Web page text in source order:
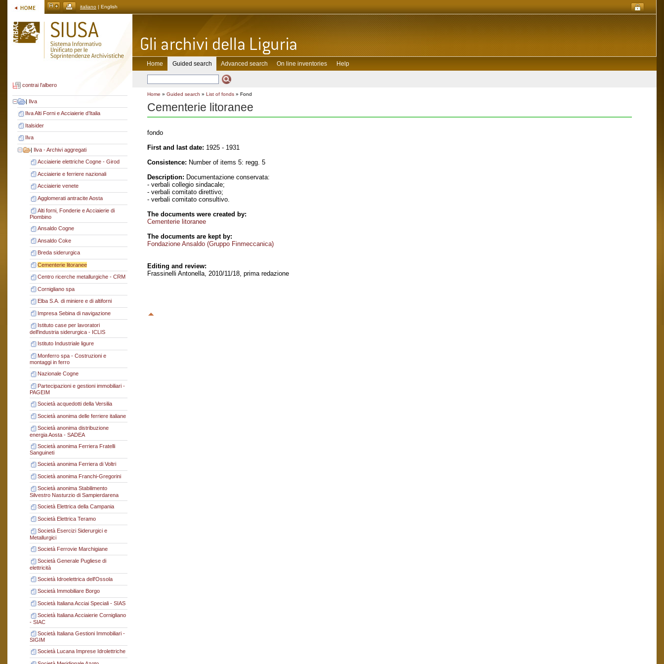
italiano | English
contrai l'albero
| Ilva
Ilva Alti Forni e Acciaierie d’Italia
Italsider
Ilva
| Ilva - Archivi aggregati
Acciaierie elettriche Cogne - Girod
Acciaierie e ferriere nazionali
Acciaierie venete
Agglomerati antracite Aosta
Alti forni, Fonderie e Acciaierie di
Piombino
Ansaldo Cogne
Ansaldo Coke
Breda siderurgica
Cementerie litoranee
Centro ricerche metallurgiche - CRM
Cornigliano spa
Elba S.A. di miniere e di altiforni
Impresa Sebina di navigazione
Istituto case per lavoratori
dell'industria siderurgica - ICLIS
Istituto Industriale ligure
Monferro spa - Costruzioni e
montaggi in ferro
Nazionale Cogne
Partecipazioni e gestioni immobiliari -
PAGEIM
Società acquedotti della Versilia
Società anonima delle ferriere italiane
Società anonima distribuzione
energia Aosta - SADEA
Società anonima Ferriera Fratelli
Sanguineti
Società anonima Ferriera di Voltri
Società anonima Franchi-Gregorini
Società anonima Stabilimento
Silvestro Nasturzio di Sampierdarena
Società Elettrica della Campania
Società Elettrica Teramo
Società Esercizi Siderurgici e
Metallurgici
Società Ferrovie Marchigiane
Società Generale Pugliese di
elettricità
Società Idroelettrica dell'Ossola
Società Immobiliare Borgo
Società Italiana Acciai Speciali - SIAS
Società Italiana Acciaierie Cornigliano
- SIAC
Società Italiana Gestioni Immobiliari -
SIGIM
Società Lucana Imprese Idrolettriche
Home Guided search Advanced search On line inventories Help
Home » Guided search » List of fonds » Fond
Cementerie litoranee
fondo
First and last date: 1925 - 1931
Consistence: Number of items 5: regg. 5
Description: Documentazione conservata:
- verbali collegio sindacale;
- verbali comitato direttivo;
- verbali comitato consultivo.
The documents were created by:
Cementerie litoranee
The documents are kept by:
Fondazione Ansaldo (Gruppo Finmeccanica)
Editing and review:
Frassinelli Antonella, 2010/11/18, prima redazione